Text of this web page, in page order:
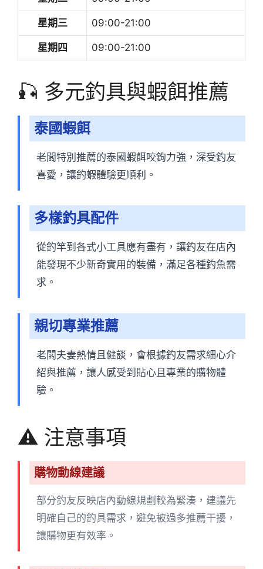
星期三 09:00-21:00
星期四 09:00-21:00
🎣 多元釣具與蝦餌推薦
泰國蝦餌
老闆特別推薦的泰國蝦餌咬鉤力強，深受釣友
喜愛，讓釣蝦體驗更順利。
多樣釣具配件
從釣竿到各式小工具應有盡有，讓釣友在店內
能發現不少新奇實用的裝備，滿足各種釣魚需
求。
親切專業推薦
老闆夫妻熱情且健談，會根據釣友需求細心介
紹與推薦，讓人感受到貼心且專業的購物體
驗。
⚠️ 注意事項
購物動線建議
部分釣友反映店內動線規劃較為緊湊，建議先
明確自己的釣具需求，避免被過多推薦干擾，
讓購物更有效率。